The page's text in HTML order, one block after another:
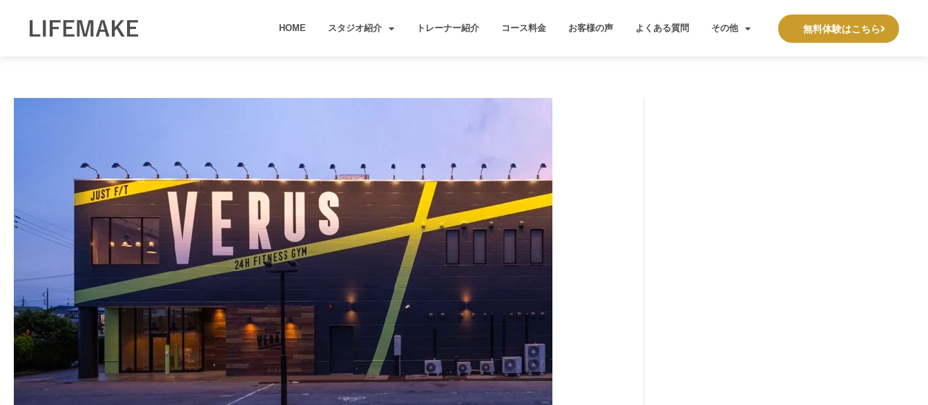
HOME スタジオ紹介 トレーナー紹介 コース料金 お客様の声 よくある質問 その他 無料体験はこちら